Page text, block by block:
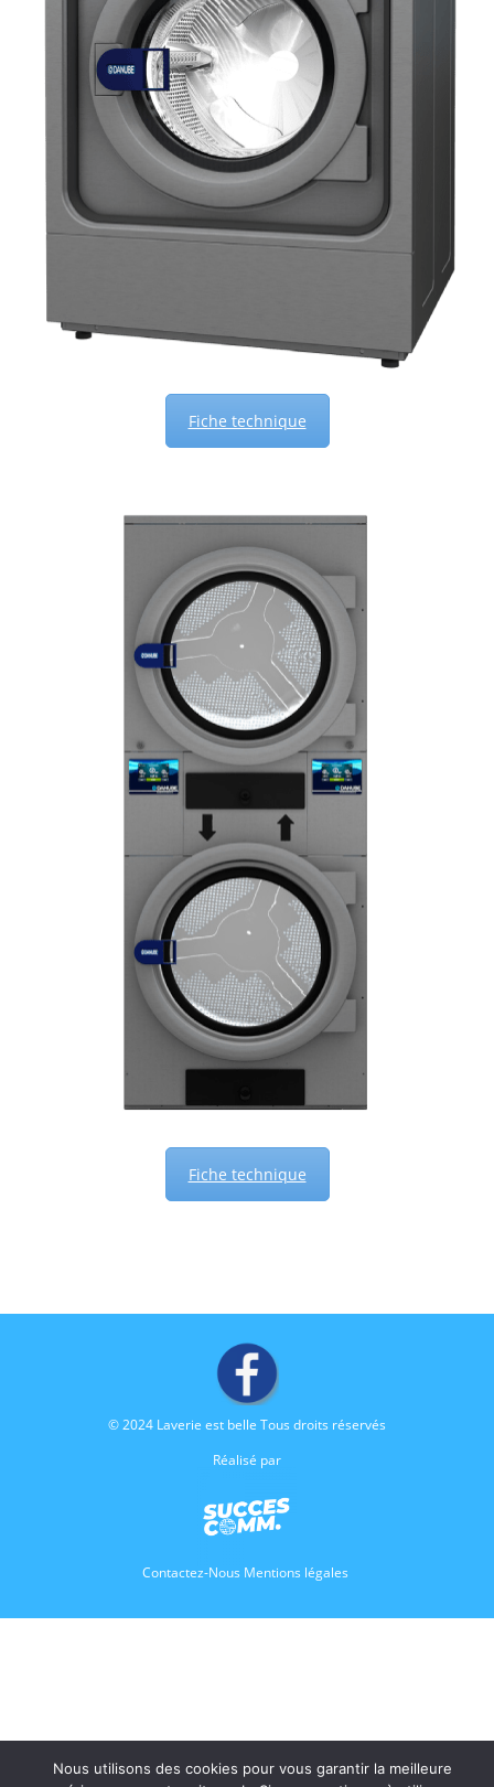
Fiche technique
Fiche technique
© 2024 Laverie est belle Tous droits réservés
Réalisé par
Contactez-Nous Mentions légales
Nous utilisons des cookies pour vous garantir la meilleure